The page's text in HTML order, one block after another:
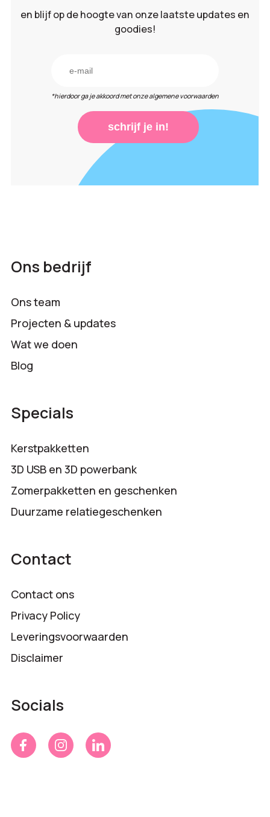
en blijf op de hoogte van onze laatste updates en
goodies!
*hierdoor ga je akkoord met onze algemene voorwaarden
schrijf je in!
Ons bedrijf
Ons team
Projecten & updates
Wat we doen
Blog
Specials
Kerstpakketten
3D USB en 3D powerbank
Zomerpakketten en geschenken
Duurzame relatiegeschenken
Contact
Contact ons
Privacy Policy
Leveringsvoorwaarden
Disclaimer
Socials